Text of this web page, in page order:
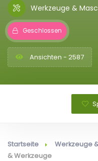
Werkzeuge &
Geschlossen
Ansichten - 2587
Startseite Werkzeuge
& Werkzeuge